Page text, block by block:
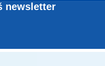
newsletter